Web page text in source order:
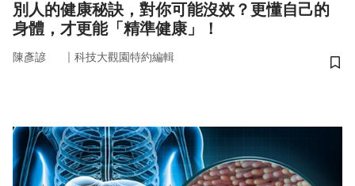
別人的健康秘訣，對你可能沒效？更懂自己的
身體，才更能「精準健康」！
陳彥諺 ｜ 科技大觀園特約編輯
儲